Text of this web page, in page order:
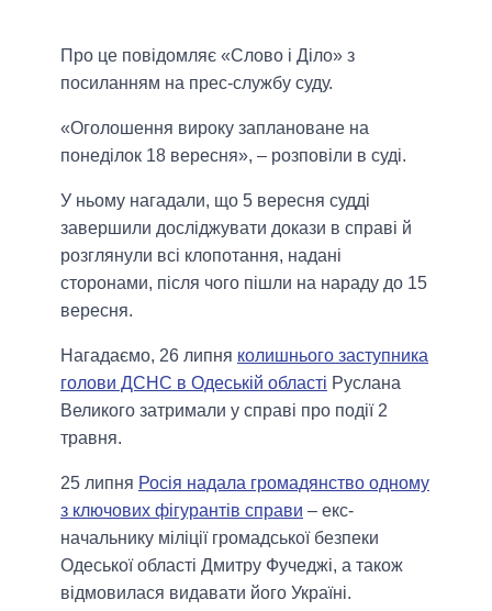
Про це повідомляє «Слово і Діло» з
посиланням на прес-службу суду.
«Оголошення вироку заплановане на
понеділок 18 вересня», – розповіли в суді.
У ньому нагадали, що 5 вересня судді
завершили досліджувати докази в справі й
розглянули всі клопотання, надані
сторонами, після чого пішли на нараду до 15
вересня.
Нагадаємо, 26 липня колишнього заступника
голови ДСНС в Одеській області Руслана
Великого затримали у справі про події 2
травня.
25 липня Росія надала громадянство одному
з ключових фігурантів справи – екс-
начальнику міліції громадської безпеки
Одеської області Дмитру Фучеджі, а також
відмовилася видавати його Україні.